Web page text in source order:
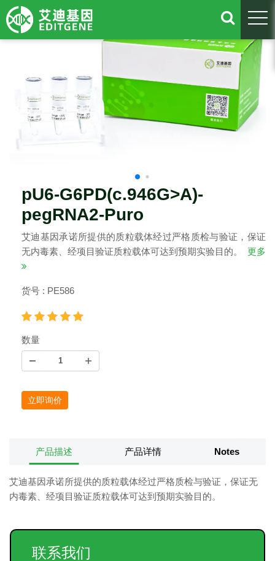
pU6-G6PD(c.946G>A)-
pegRNA2-Puro
艾迪基因承诺所提供的质粒载体经过严格质检与验证，保证
无内毒素、经项目验证质粒载体可达到预期实验目的。
更多
货号 : PE586
数量
立即询价
产品描述 产品详情 Notes
艾迪基因承诺所提供的质粒载体经过严格质检与验证，保证无
内毒素、经项目验证质粒载体可达到预期实验目的。
联系我们